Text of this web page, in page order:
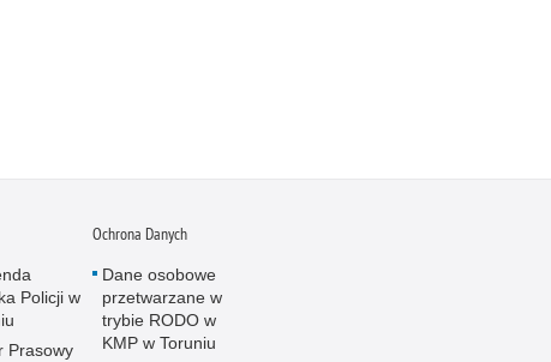
Policji w
Prasowy
Ochrona Danych
Dane osobowe
przetwarzane w
trybie RODO w
KMP w Toruniu